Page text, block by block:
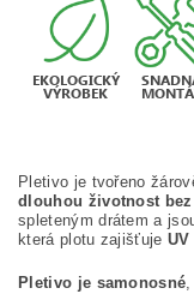
Pletivo je tvořeno
dlouhou životnost
spleteným drátem a
která plotu zajišťuje
Pletivo je samonosné,